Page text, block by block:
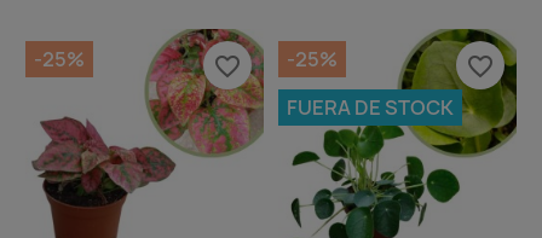
-25% favorite_border
-25%
FUERA DE STOCK
favorite_border